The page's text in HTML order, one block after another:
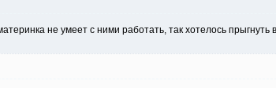
не умеет с ними работать, так хотелось прыгнуть